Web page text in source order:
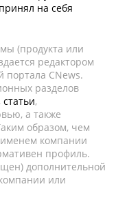
на себя
(продукта или
редактором
портала CNews.
разделов
статьи,
а также
образом, чем
компании
профиль.
дополнительной
или